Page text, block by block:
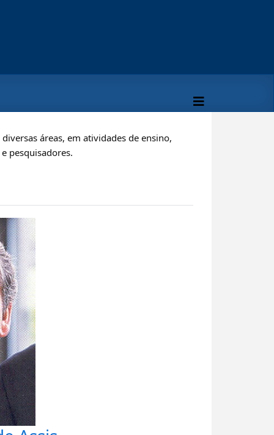
áreas, em atividades de ensino,
pesquisadores.